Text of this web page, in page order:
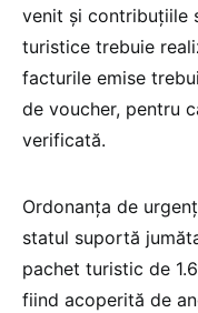
venit și contribuțiile
turistice trebuie
facturile emise
de voucher, pentru
verificată.
Ordonanța de
statul suportă
pachet turistic de
fiind acoperită de